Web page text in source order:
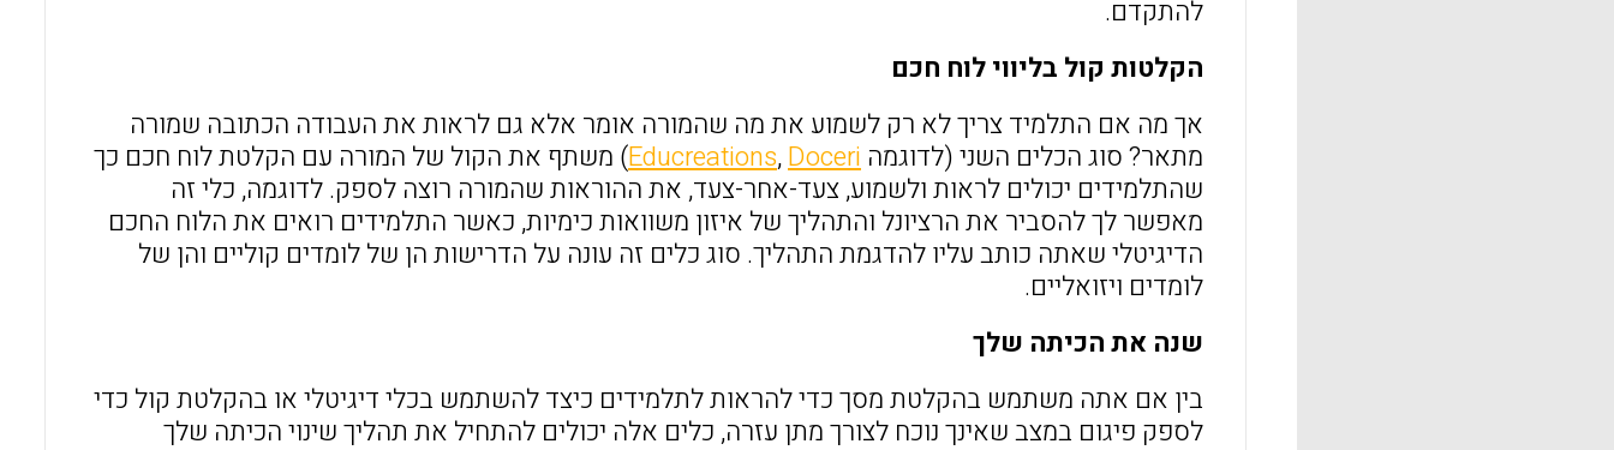
להתקדם.
הקלטות קול בליווי לוח חכם
אך מה אם התלמיד צריך לא רק לשמוע את מה שהמורה אומר אלא גם לראות את העבודה הכתובה שמורה
מתאר? סוג הכלים השני (לדוגמה
Educreations,Doceri
) משתף את הקול של המורה עם הקלטת לוח חכם כך
שהתלמידים יכולים לראות ולשמוע, צעד-אחר-צעד, את ההוראות שהמורה רוצה לספק. לדוגמה, כלי זה
מאפשר לך להסביר את הרציונל והתהליך של איזון משוואות כימיות, כאשר התלמידים רואים את הלוח החכם
הדיגיטלי שאתה כותב עליו להדגמת התהליך. סוג כלים זה עונה על הדרישות הן של לומדים קוליים והן של
לומדים ויזואליים.
שנה את הכיתה שלך
בין אם אתה משתמש בהקלטת מסך כדי להראות לתלמידים כיצד להשתמש בכלי דיגיטלי או בהקלטת קול כדי
לספק פיגום במצב שאינך נוכח לצורך מתן עזרה, כלים אלה יכולים להתחיל את תהליך שינוי הכיתה שלך